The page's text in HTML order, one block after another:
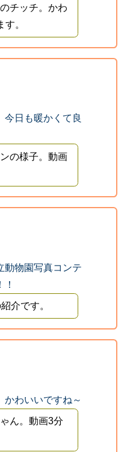
チッチ。かわ
。
今日も暖かくて良
の様子。動画
動物園写真コンテ
介です。
かわいいですね～
ん。動画3分